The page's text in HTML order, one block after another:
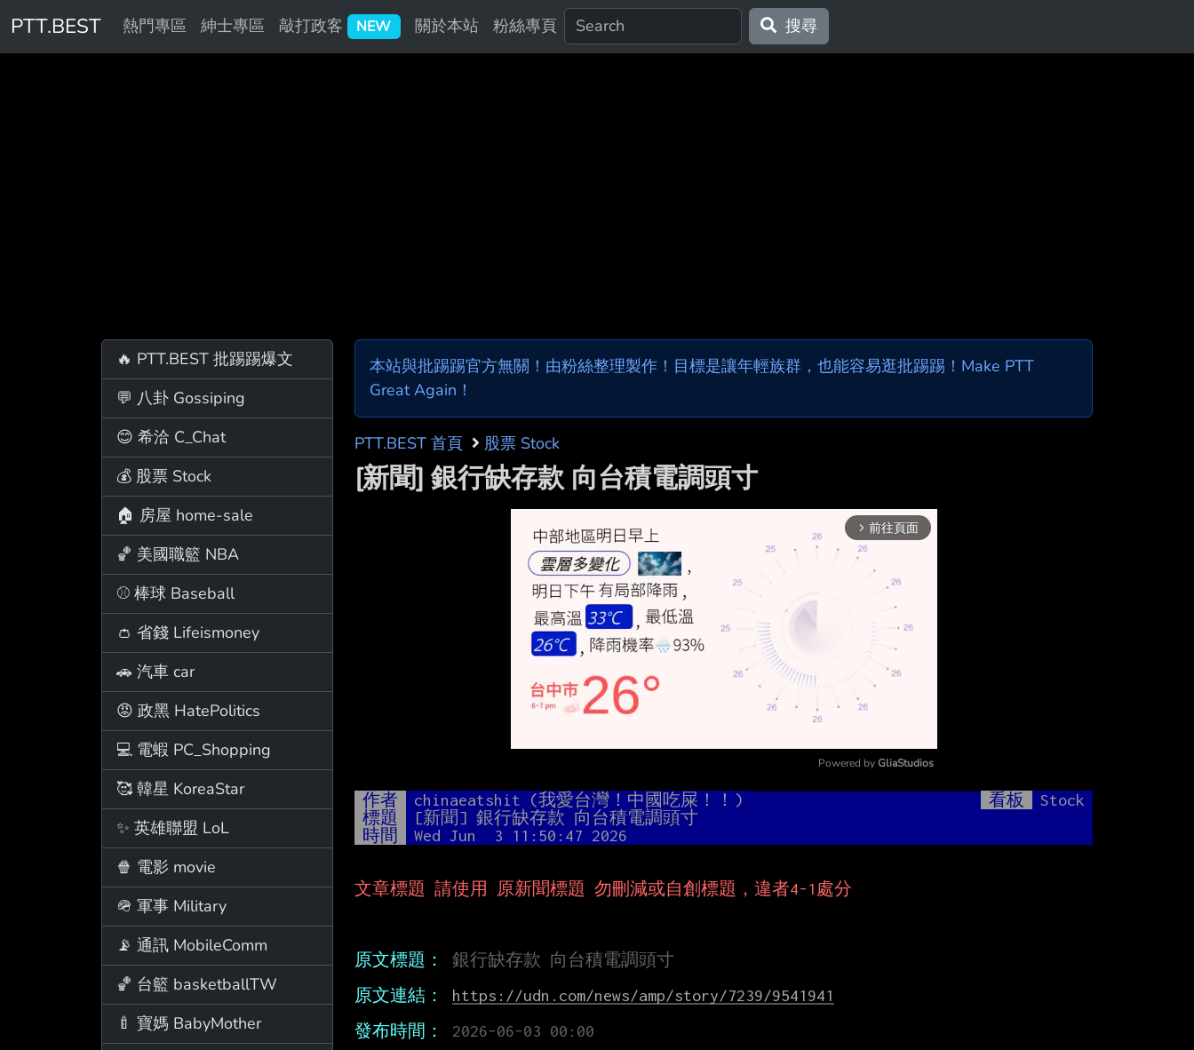
PTT.BEST 熱門專區 紳士專區 敲打政客 NEW 關於本站 粉絲專頁 搜尋
🔥 PTT.BEST 批踢踢爆文
💬 八卦 Gossiping
😊 希洽 C_Chat
💰 股票 Stock
🏠 房屋 home-sale
🏀 美國職籃 NBA
⚾ 棒球 Baseball
👛 省錢 Lifeismoney
🚗 汽車 car
😡 政黑 HatePolitics
💻 電蝦 PC_Shopping
🥰 韓星 KoreaStar
✨ 英雄聯盟 LoL
🍿 電影 movie
🪖 軍事 Military
📡 通訊 MobileComm
🏀 台籃 basketballTW
🍼 寶媽 BabyMother
本站與批踢踢官方無關！由粉絲整理製作！目標是讓年輕族群，也能容易逛批踢踢！Make PTT
Great Again！
PTT.BEST 首頁 股票 Stock
[新聞] 銀行缺存款 向台積電調頭寸
arrow_forward_ios 前往頁面
Powered by GliaStudios
作者 chinaeatshit (我愛台灣！中國吃屎！！) 看板
Stock
標題
[新聞] 銀行缺存款 向台積電調頭寸
時間
Wed Jun  3 11:50:47 2026
文章標題 請使用 原新聞標題 勿刪減或自創標題，違者4-1處分
原文標題：
原文連結：
https://udn.com/news/amp/story/7239/9541941
發布時間：